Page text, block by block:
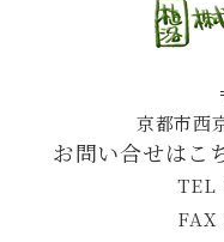
京都市西
お問い合せはこ
TEL
FAX